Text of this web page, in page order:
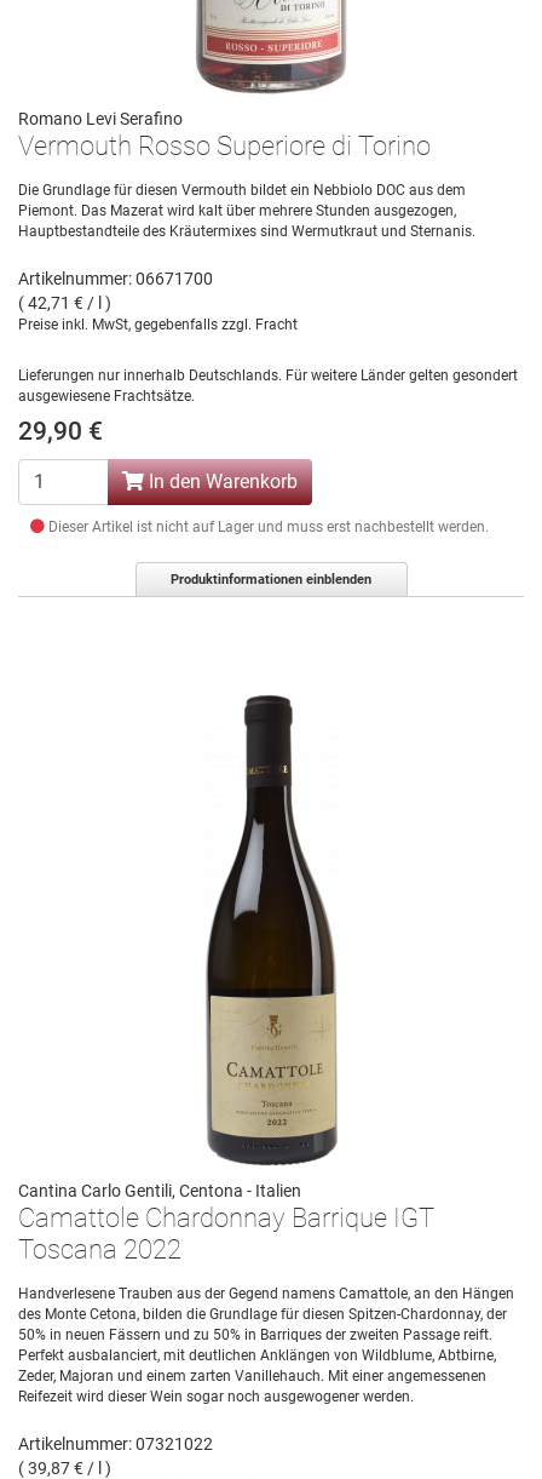
Romano Levi Serafino
Vermouth Rosso Superiore di Torino
Die Grundlage für diesen Vermouth bildet ein Nebbiolo DOC aus dem
Piemont. Das Mazerat wird kalt über mehrere Stunden ausgezogen,
Hauptbestandteile des Kräutermixes sind Wermutkraut und Sternanis.
Artikelnummer: 06671700
( 42,71 € / l )
Preise inkl. MwSt, gegebenfalls zzgl. Fracht
Lieferungen nur innerhalb Deutschlands. Für weitere Länder gelten gesondert
ausgewiesene Frachtsätze.
29,90 €
In den Warenkorb
Dieser Artikel ist nicht auf Lager und muss erst nachbestellt werden.
Produktinformationen einblenden
Cantina Carlo Gentili, Centona - Italien
Camattole Chardonnay Barrique IGT
Toscana 2022
Handverlesene Trauben aus der Gegend namens Camattole, an den Hängen
des Monte Cetona, bilden die Grundlage für diesen Spitzen-Chardonnay, der
50% in neuen Fässern und zu 50% in Barriques der zweiten Passage reift.
Perfekt ausbalanciert, mit deutlichen Anklängen von Wildblume, Abtbirne,
Zeder, Majoran und einem zarten Vanillehauch. Mit einer angemessenen
Reifezeit wird dieser Wein sogar noch ausgewogener werden.
Artikelnummer: 07321022
( 39,87 € / l )